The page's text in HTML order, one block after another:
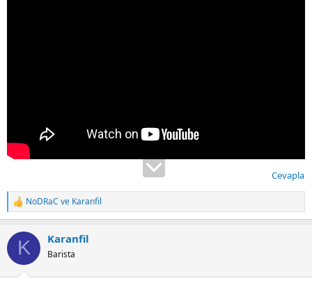
Cevapla
T
e
k
l
NoDRaC ve Karanfil
K Karanfil
Barista